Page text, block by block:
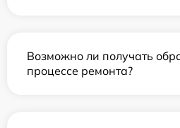
Возможно ли получать
процессе ремонта?